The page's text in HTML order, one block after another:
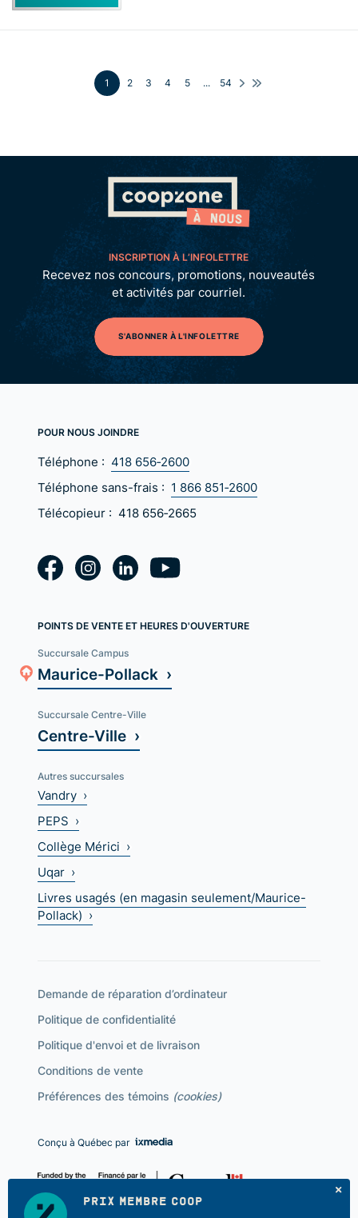
1 2 3 4 5 ... 54
INSCRIPTION À L’INFOLETTRE
Recevez nos concours, promotions, nouveautés
et activités par courriel.
S'ABONNER À L'INFOLETTRE
POUR NOUS JOINDRE
Téléphone : 418 656‑2600
Téléphone sans-frais : 1 866 851‑2600
Télécopieur : 418 656‑2665
POINTS DE VENTE ET HEURES D'OUVERTURE
Succursale Campus
Maurice-Pollack ›
Succursale Centre-Ville
Centre-Ville ›
Autres succursales
Vandry ›
PEPS ›
Collège Mérici ›
Uqar ›
Livres usagés (en magasin seulement/Maurice-
Pollack) ›
Demande de réparation d’ordinateur
Politique de confidentialité
Politique d'envoi et de livraison
Conditions de vente
Préférences des témoins (cookies)
Conçu à Québec par